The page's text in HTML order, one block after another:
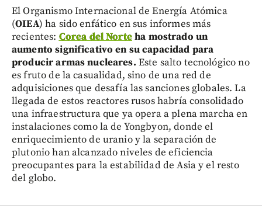
El Organismo Internacional de Energía Atómica
(OIEA) ha sido enfático en sus informes más
recientes: Corea del Norteha mostrado un
aumento significativo en su capacidad para
producir armas nucleares. Este salto tecnológico no
es fruto de la casualidad, sino de una red de
adquisiciones que desafía las sanciones globales. La
llegada de estos reactores rusos habría consolidado
una infraestructura que ya opera a plena marcha en
instalaciones como la de Yongbyon, donde el
enriquecimiento de uranio y la separación de
plutonio han alcanzado niveles de eficiencia
preocupantes para la estabilidad de Asia y el resto
del globo.